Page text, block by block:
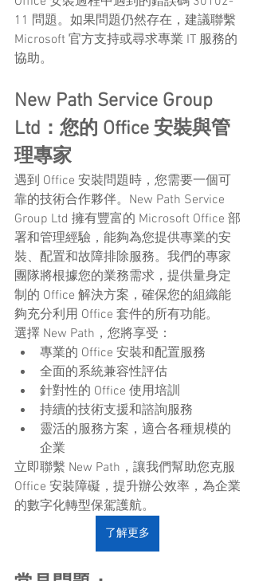
11 問題。如果問題仍然存在，建議聯繫
Microsoft 官方支持或尋求專業 IT 服務的
協助。
New Path Service Group
Ltd：您的 Office 安裝與管
理專家
遇到 Office 安裝問題時，您需要一個可
靠的技術合作夥伴。New Path Service
Group Ltd 擁有豐富的 Microsoft Office 部
署和管理經驗，能夠為您提供專業的安
裝、配置和故障排除服務。我們的專家
團隊將根據您的業務需求，提供量身定
制的 Office 解決方案，確保您的組織能
夠充分利用 Office 套件的所有功能。
選擇 New Path，您將享受：
專業的 Office 安裝和配置服務
全面的系統兼容性評估
針對性的 Office 使用培訓
持續的技術支援和諮詢服務
靈活的服務方案，適合各種規模的
企業
立即聯繫 New Path，讓我們幫助您克服
Office 安裝障礙，提升辦公效率，為企業
的數字化轉型保駕護航。
了解更多